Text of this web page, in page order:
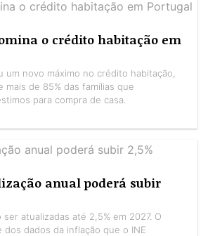
o crédito habitação em
um novo máximo no crédito habitação,
mais de 85% das famílias que
para compra de casa.
anual poderá subir
atualizadas até 2,5% em 2027. O
dados da inflação que o INE